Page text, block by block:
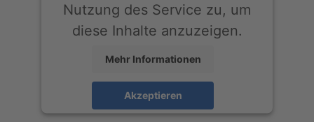
Nutzung des Service zu, um
diese Inhalte anzuzeigen.
Mehr Informationen
Akzeptieren